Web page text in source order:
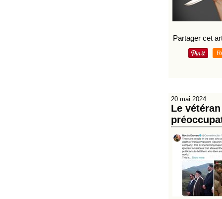
Partager cet
20 mai 2024
Le